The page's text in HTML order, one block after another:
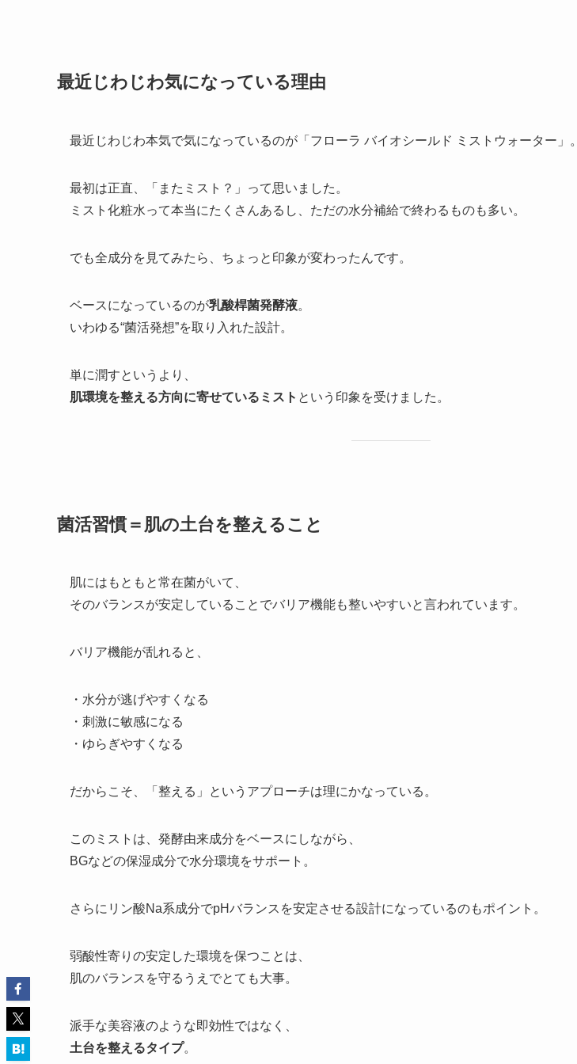
最近じわじわ気になっている理由
最近じわじわ本気で気になっているのが「フローラ バイオシールド ミストウォーター」。
最初は正直、「またミスト？」って思いました。
ミスト化粧水って本当にたくさんあるし、ただの水分補給で終わるものも多い。
でも全成分を見てみたら、ちょっと印象が変わったんです。
ベースになっているのが乳酸桿菌発酵液。
いわゆる“菌活発想”を取り入れた設計。
単に潤すというより、
肌環境を整える方向に寄せているミスト という印象を受けました。
菌活習慣＝肌の土台を整えること
肌にはもともと常在菌がいて、
そのバランスが安定していることでバリア機能も整いやすいと言われています。
バリア機能が乱れると、
・水分が逃げやすくなる
・刺激に敏感になる
・ゆらぎやすくなる
だからこそ、「整える」というアプローチは理にかなっている。
このミストは、発酵由来成分をベースにしながら、
BGなどの保湿成分で水分環境をサポート。
さらにリン酸Na系成分でpHバランスを安定させる設計になっているのもポイント。
弱酸性寄りの安定した環境を保つことは、
肌のバランスを守るうえでとても大事。
派手な美容液のような即効性ではなく、
土台を整えるタイプ。